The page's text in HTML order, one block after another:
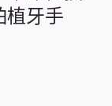
植牙手